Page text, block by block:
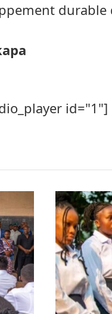
durable
id="1"]